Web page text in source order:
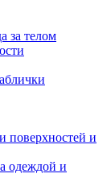
за телом
поверхностей и
одеждой и